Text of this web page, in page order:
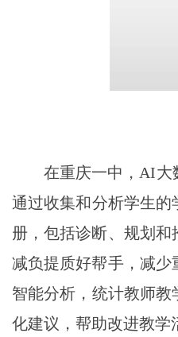
在重庆一中，AI大
通过收集和分析学生
册，包括诊断、规划
减负提质好帮手，减
智能分析，统计教师
化建议，帮助改进教